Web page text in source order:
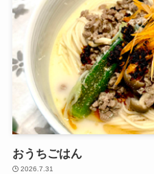
おうちごはん
2026.7.31